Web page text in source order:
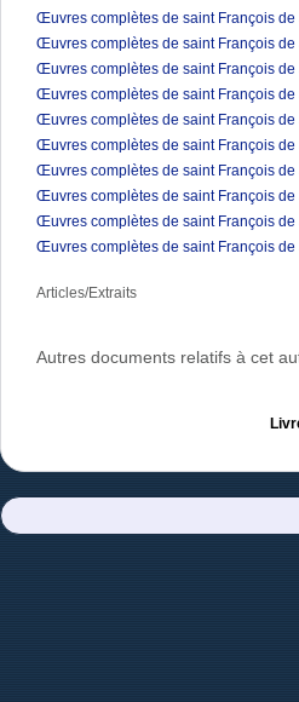
Œuvres complètes de saint François de
Œuvres complètes de saint François de
Œuvres complètes de saint François de
Œuvres complètes de saint François de
Œuvres complètes de saint François de
Œuvres complètes de saint François de
Œuvres complètes de saint François de
Œuvres complètes de saint François de
Œuvres complètes de saint François de
Œuvres complètes de saint François de
Articles/Extraits
Autres documents relatifs à cet